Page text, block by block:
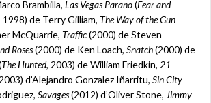
Brambilla, Las Vegas Parano(Fear and
1998) de Terry Gilliam, The Way of the Gun
McQuarrie, Traffic(2000) de Steven
Roses(2000) de Ken Loach, Snatch(2000) de
The Hunted, 2003) de William Friedkin, 21
d’Alejandro Gonzalez Iñarritu, Sin City
Savages(2012) d’Oliver Stone, Jimmy